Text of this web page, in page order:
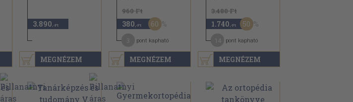
MEGNÉZEM
3.890 ,-Ft
MEGNÉZEM
960 Ft
380 ,-Ft 60
pont kapható
MEGNÉZEM
3.480 Ft
1.740 ,-Ft 50
pont kapható